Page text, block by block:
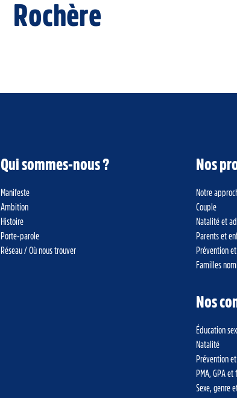
Rochère
Qui sommes-nous ?
Manifeste
Ambition
Histoire
Porte-parole
Réseau / Où nous trouver
Nos
Notre
Couple
Natalité et
Parents et
Prévention
Familles
Nos
Éducation
Natalité
Prévention
PMA, GPA
Sexe, genre